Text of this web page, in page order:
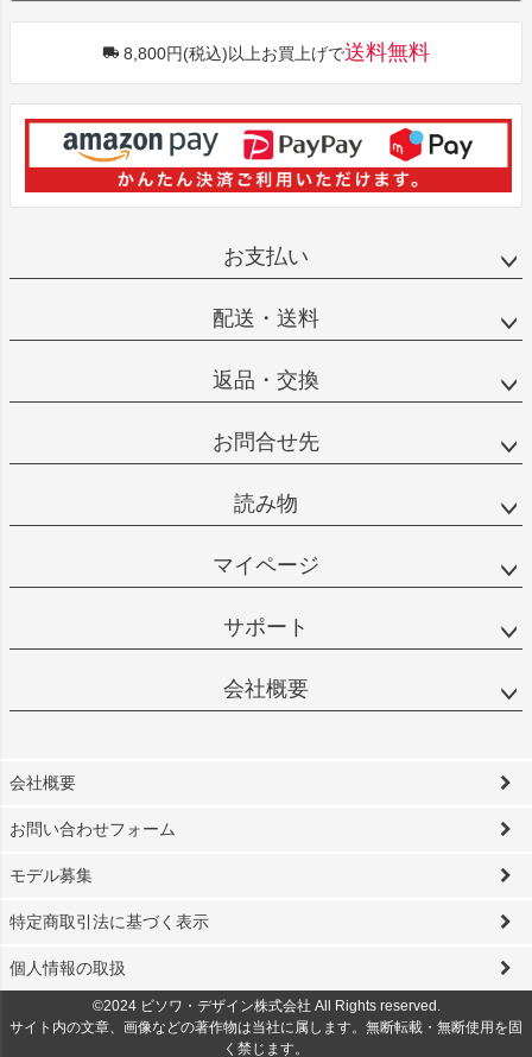
8,800円(税込)以上お買上げで送料無料
お支払い
配送・送料
返品・交換
お問合せ先
読み物
マイページ
サポート
会社概要
会社概要
お問い合わせフォーム
モデル募集
特定商取引法に基づく表示
個人情報の取扱
©2024 ビソワ・デザイン株式会社 All Rights reserved.
サイト内の文章、画像などの著作物は当社に属します。無断転載・無断使用を固
く禁じます。